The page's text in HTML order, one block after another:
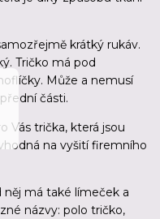
krátký rukáv.
Tričko má pod
Může a nemusí
části.
Vás trička, která jsou
na vyšití firemního
něj má také límeček a
názvy: polo tričko,